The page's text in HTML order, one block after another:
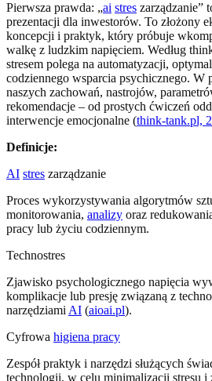
Pierwsza prawda: „ai stres zarządzanie”
prezentacji dla inwestorów. To złożony
koncepcji i praktyk, który próbuje
walkę z ludzkim napięciem. Według
stresem polega na automatyzacji,
codziennego wsparcia psychicznego. W
naszych zachowań, nastrojów,
rekomendacje – od prostych ćwiczeń
interwencje emocjonalne (think-tank.pl,
Definicje:
AI stres zarządzanie
Proces wykorzystywania algorytmów
monitorowania, analizy oraz
pracy lub życiu codziennym.
Technostres
Zjawisko psychologicznego napięcia
komplikacje lub presję związaną z
narzędziami AI (aioai.pl).
Cyfrowa higiena pracy
Zespół praktyk i narzędzi służących
technologii, w celu minimalizacji stresu i